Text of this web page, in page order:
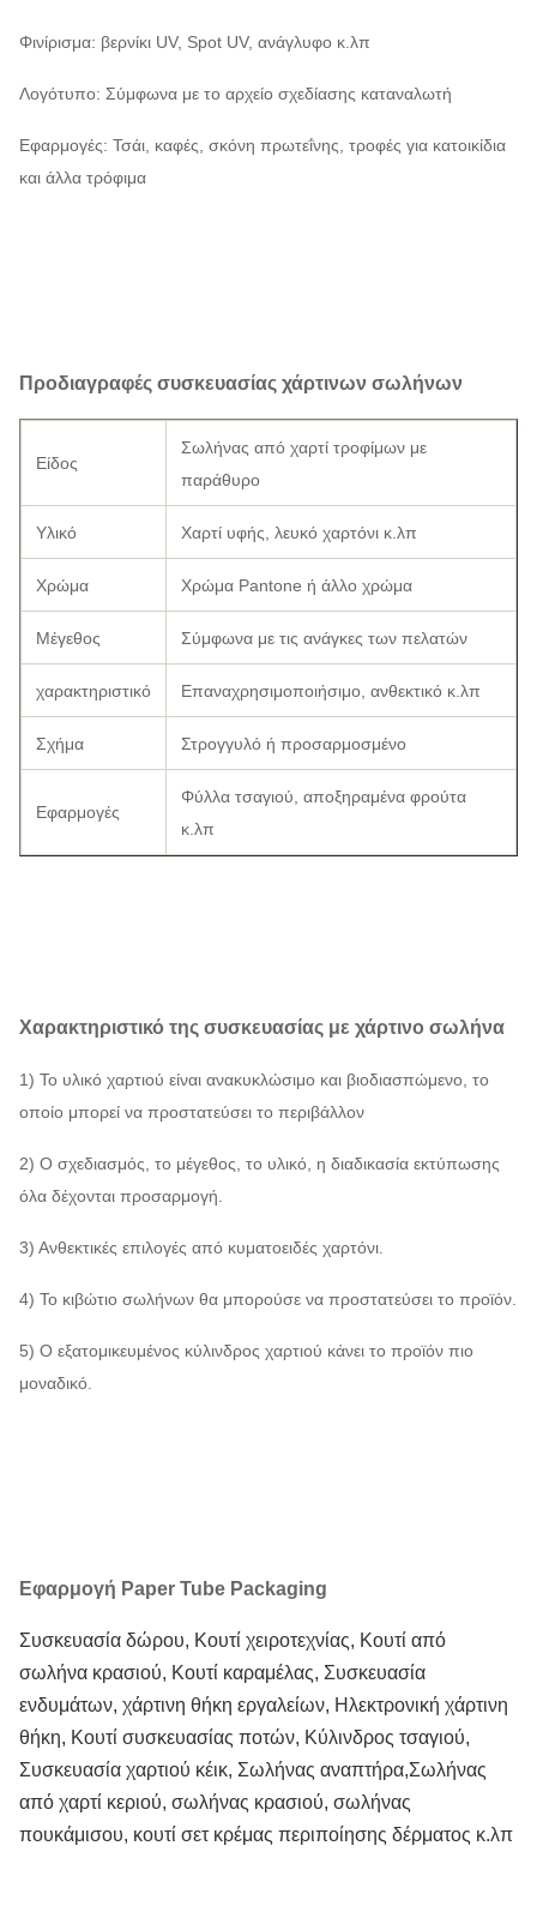
Φινίρισμα: βερνίκι UV, Spot UV, ανάγλυφο κ.λπ
Λογότυπο: Σύμφωνα με το αρχείο σχεδίασης καταναλωτή
Εφαρμογές: Τσάι, καφές, σκόνη πρωτεΐνης, τροφές για κατοικίδια
και άλλα τρόφιμα
Προδιαγραφές συσκευασίας χάρτινων σωλήνων
Είδος
Σωλήνας από χαρτί τροφίμων με
παράθυρο
Υλικό Χαρτί υφής, λευκό χαρτόνι κ.λπ
Χρώμα Χρώμα Pantone ή άλλο χρώμα
Μέγεθος Σύμφωνα με τις ανάγκες των πελατών
χαρακτηριστικό Επαναχρησιμοποιήσιμο, ανθεκτικό κ.λπ
Σχήμα Στρογγυλό ή προσαρμοσμένο
Εφαρμογές
Φύλλα τσαγιού, αποξηραμένα φρούτα
κ.λπ
Χαρακτηριστικό της συσκευασίας με χάρτινο σωλήνα
1) Το υλικό χαρτιού είναι ανακυκλώσιμο και βιοδιασπώμενο, το
οποίο μπορεί να προστατεύσει το περιβάλλον
2) Ο σχεδιασμός, το μέγεθος, το υλικό, η διαδικασία εκτύπωσης
όλα δέχονται προσαρμογή.
3) Ανθεκτικές επιλογές από κυματοειδές χαρτόνι.
4) Το κιβώτιο σωλήνων θα μπορούσε να προστατεύσει το προϊόν.
5) Ο εξατομικευμένος κύλινδρος χαρτιού κάνει το προϊόν πιο
μοναδικό.
Εφαρμογή Paper Tube Packaging
Συσκευασία δώρου, Κουτί χειροτεχνίας, Κουτί από
σωλήνα κρασιού, Κουτί καραμέλας, Συσκευασία
ενδυμάτων, χάρτινη θήκη εργαλείων, Ηλεκτρονική χάρτινη
θήκη, Κουτί συσκευασίας ποτών, Κύλινδρος τσαγιού,
Συσκευασία χαρτιού κέικ, Σωλήνας αναπτήρα,Σωλήνας
από χαρτί κεριού, σωλήνας κρασιού, σωλήνας
πουκάμισου, κουτί σετ κρέμας περιποίησης δέρματος κ.λπ